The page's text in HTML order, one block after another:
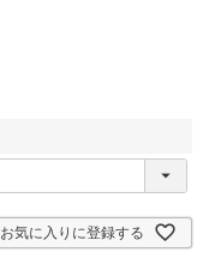
お気に入りに登録する